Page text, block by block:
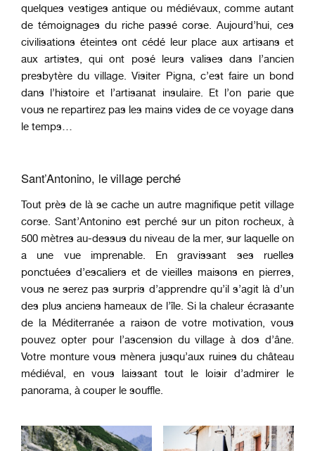
quelques vestiges antique ou médiévaux, comme autant
de témoignages du riche passé corse. Aujourd’hui, ces
civilisations éteintes ont cédé leur place aux artisans et
aux artistes, qui ont posé leurs valises dans l’ancien
presbytère du village. Visiter Pigna, c’est faire un bond
dans l’histoire et l’artisanat insulaire. Et l’on parie que
vous ne repartirez pas les mains vides de ce voyage dans
le temps…
Sant’Antonino, le village perché
Tout près de là se cache un autre magnifique petit village
corse. Sant’Antonino est perché sur un piton rocheux, à
500 mètres au-dessus du niveau de la mer, sur laquelle on
a une vue imprenable. En gravissant ses ruelles
ponctuées d’escaliers et de vieilles maisons en pierres,
vous ne serez pas surpris d’apprendre qu’il s’agit là d’un
des plus anciens hameaux de l’île. Si la chaleur écrasante
de la Méditerranée a raison de votre motivation, vous
pouvez opter pour l’ascension du village à dos d’âne.
Votre monture vous mènera jusqu’aux ruines du château
médiéval, en vous laissant tout le loisir d’admirer le
panorama, à couper le souffle.